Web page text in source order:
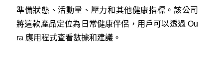
準備狀態、活動量、壓力和其他健康指標。該公司
將這款產品定位為日常健康伴侶，用戶可以透過 Ou
ra 應用程式查看數據和建議。